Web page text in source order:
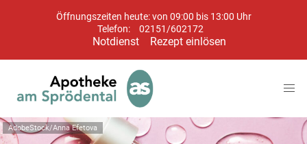
Öffnungszeiten heute: von 09:00 bis 13:00 Uhr
Telefon:
02151/602172
Notdienst Rezept einlösen
AdobeStock/Anna Efetova